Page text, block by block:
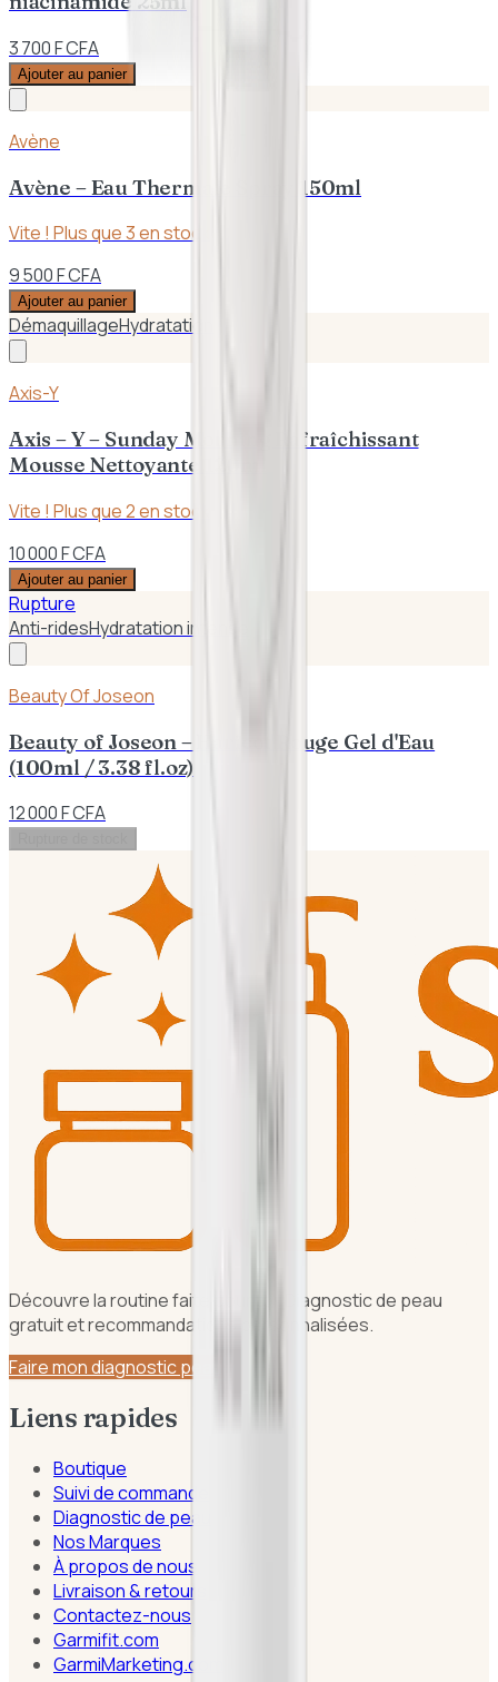
3 700 F CFA
Ajouter au panier
Avène
Avène – Eau Thermale Spray 150ml
Vite ! Plus que3en stock
9 500 F CFA
Ajouter au panier
DémaquillageHydratation
Axis-Y
Axis – Y – Sunday Morning Rafraîchissant
Mousse Nettoyante 120ml
Vite ! Plus que2en stock
10 000 F CFA
Ajouter au panier
Rupture
Anti-ridesHydratation intense
Beauty Of Joseon
Beauty of Joseon – Haricot Rouge Gel d'Eau
(100ml / 3.38 fl.oz)
12 000 F CFA
Découvre la routine faite pour toi. Diagnostic de peau
gratuit et recommandations personnalisées.
Faire mon diagnostic peau
Liens rapides
Boutique
Suivi de commande
Diagnostic de peau
Nos Marques
À propos de nous
Livraison & retours
Contactez-nous
Garmifit.com
GarmiMarketing.com